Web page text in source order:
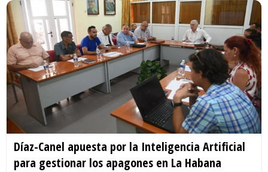
Díaz-Canel apuesta por la Inteligencia Artificial
para gestionar los apagones en La Habana